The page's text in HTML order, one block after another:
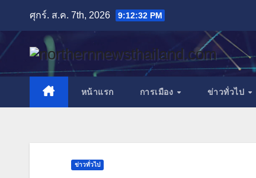
content
ศุกร์. ส.ค. 7th, 2026 9:12:34 PM
หน้าแรก การเมือง ข่าวทั่วไป
ข่าวทั่วไป